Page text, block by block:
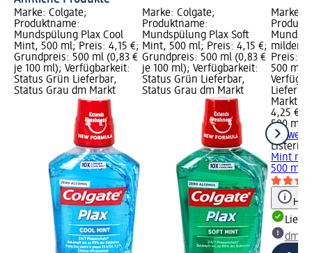
Marke: Colgate;
Produktname:
Mundspülung Plax Cool
Mint, 500 ml; Preis: 4,15 €;
Grundpreis: 500 ml (0,83 €
je 100 ml); Verfügbarkeit:
Status Grün Lieferbar,
Status Grau dm Markt
Marke: Colgate;
Produktname:
Mundspülung Plax Soft
Mint, 500 ml; Preis: 4,15 €;
Grundpreis: 500 ml (0,83 €
je 100 ml); Verfügbarkeit:
Status Grün Lieferbar,
Status Grau dm Markt
Marke:
milder
Preis:
500 ml
Markt
4,25 €
500 ml
+ 2
Listerine
Mint
500 ml
dm